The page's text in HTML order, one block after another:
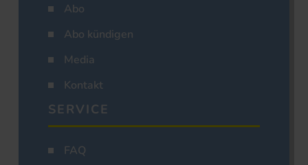
Abo
Abo kündigen
Media
Kontakt
SERVICE
FAQ